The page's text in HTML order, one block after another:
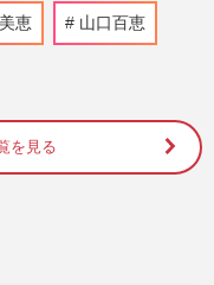
人・前山剛久、俳
制作、恋愛ソングの
議を…
ル】歌手・加藤登紀
片付けられない凄絶
恵 山口百恵
を見る